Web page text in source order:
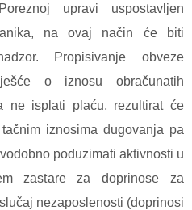
upravi uspostavljen
na ovaj način će biti
Propisivanje obveze
o iznosu obračunatih
ne isplati plaću, rezultirat će
iznosima dugovanja pa
poduzimati aktivnosti u
zastare za doprinose za
nezaposlenosti (doprinosi